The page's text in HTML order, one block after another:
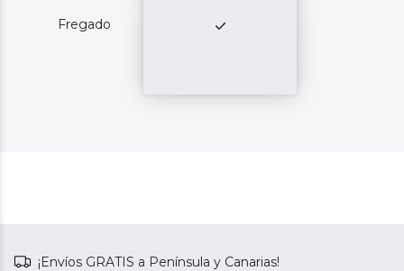
Fregado
¡Envíos GRATIS a Península y Canarias!